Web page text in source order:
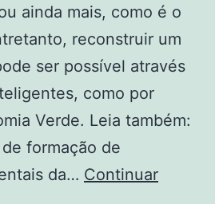
ainda mais, como é o
reconstruir um
ser possível através
como por
Verde. Leia também:
formação de
da… Continuar